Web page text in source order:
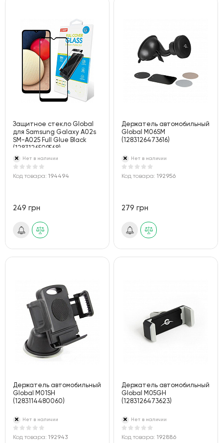
Защитное стекло Global
для Samsung Galaxy A02s
SM-A025 Full Glue Black
(1283126509568)
Нет в наличии
Код товара: 194494
249 грн
Держатель автомобильный
Global M06SM
(1283126473616)
Нет в наличии
Код товара:192956
279 грн
Держатель автомобильный
Global M01SH
(1283114480060)
Нет в наличии
Код товара: 192943
Держатель автомобильный
Global M05GH
(1283126473623)
Нет в наличии
Код товара:192886